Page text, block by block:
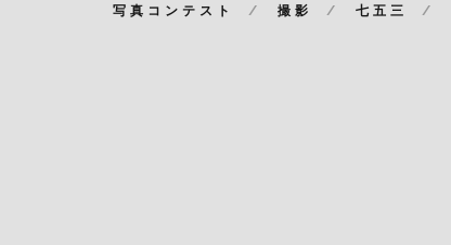
写真コンテスト 撮影 七五三